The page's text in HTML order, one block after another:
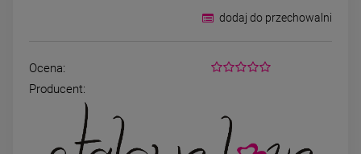
dodaj do przechowalni
Ocena:
Producent: